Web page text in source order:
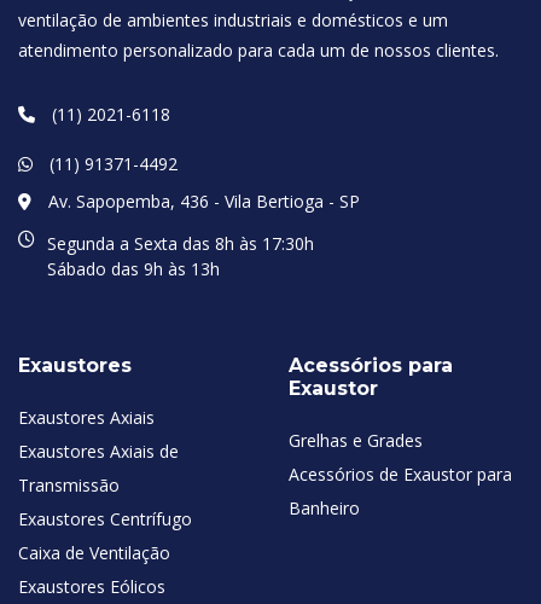
ventilação de ambientes industriais e domésticos e um
atendimento personalizado para cada um de nossos clientes.
(11) 2021-6118
(11) 91371-4492
Av. Sapopemba, 436 - Vila Bertioga - SP
Segunda a Sexta das 8h às 17:30h
Sábado das 9h às 13h
Exaustores
Exaustores Axiais
Exaustores Axiais de
Transmissão
Exaustores Centrífugo
Caixa de Ventilação
Exaustores Eólicos
Acessórios para
Exaustor
Grelhas e Grades
Acessórios de Exaustor para
Banheiro